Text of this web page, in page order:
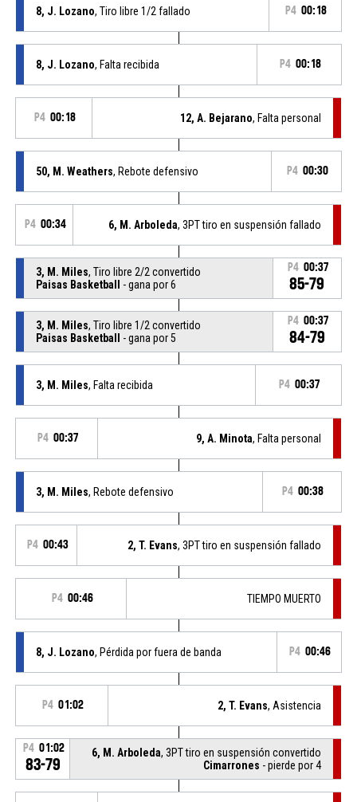
8, J. Lozano, Tiro libre 1/2 fallado P4 00:18
8, J. Lozano, Falta recibida P4 00:18
P4 00:18 12, A. Bejarano, Falta personal
50, M. Weathers, Rebote defensivo P4 00:30
P4 00:34 6, M. Arboleda, 3PT tiro en suspensión fallado
3, M. Miles, Tiro libre 2/2 convertido
Paisas Basketball
- gana por 6
P4 00:37
85-79
3, M. Miles, Tiro libre 1/2 convertido
Paisas Basketball
- gana por 5
P4 00:37
84-79
3, M. Miles, Falta recibida P4 00:37
P4 00:37 9, A. Minota, Falta personal
3, M. Miles, Rebote defensivo P4 00:38
P4 00:43 2, T. Evans, 3PT tiro en suspensión fallado
P4 00:46 TIEMPO MUERTO
8, J. Lozano, Pérdida por fuera de banda P4 00:46
P4 01:02 2, T. Evans, Asistencia
P4 01:02
83-79
6, M. Arboleda, 3PT tiro en suspensión convertido
Cimarrones - pierde por 4